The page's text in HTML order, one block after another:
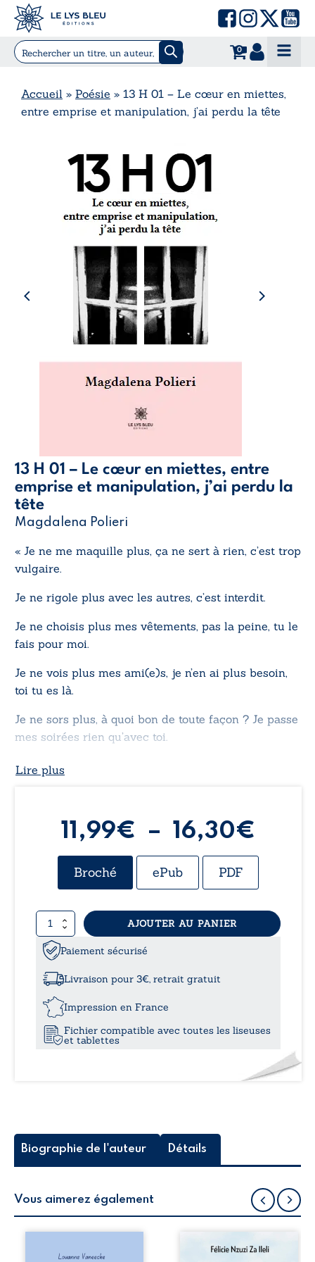
0
Accueil » Poésie » 13 H 01 – Le cœur en miettes,
entre emprise et manipulation, j’ai perdu la tête
13 H 01 – Le cœur en miettes, entre
emprise et manipulation, j’ai perdu la
tête
Magdalena Polieri
« Je ne me maquille plus, ça ne sert à rien, c’est trop
vulgaire.
Je ne rigole plus avec les autres, c’est interdit.
Je ne choisis plus mes vêtements, pas la peine, tu le
fais pour moi.
Je ne vois plus mes ami(e)s, je n’en ai plus besoin,
toi tu es là.
Je ne sors plus, à quoi bon de toute façon ? Je passe
mes soirées rien qu’avec toi.
Tu as fait de moi celle que tu voulais, ton pantin.
Lire plus
11,99€ – 16,30€
de
Broché ePub PDF
quantité
de
13
01
Le
cœur
en
miettes,
la
tête
AJOUTER AU PANIER
Paiement sécurisé
Livraison pour 3€, retrait gratuit
Impression en France
Fichier compatible avec toutes les liseuses
et tablettes
Biographie de l'auteur Détails
Vous aimerez également
la rue donne la
Auberge de la